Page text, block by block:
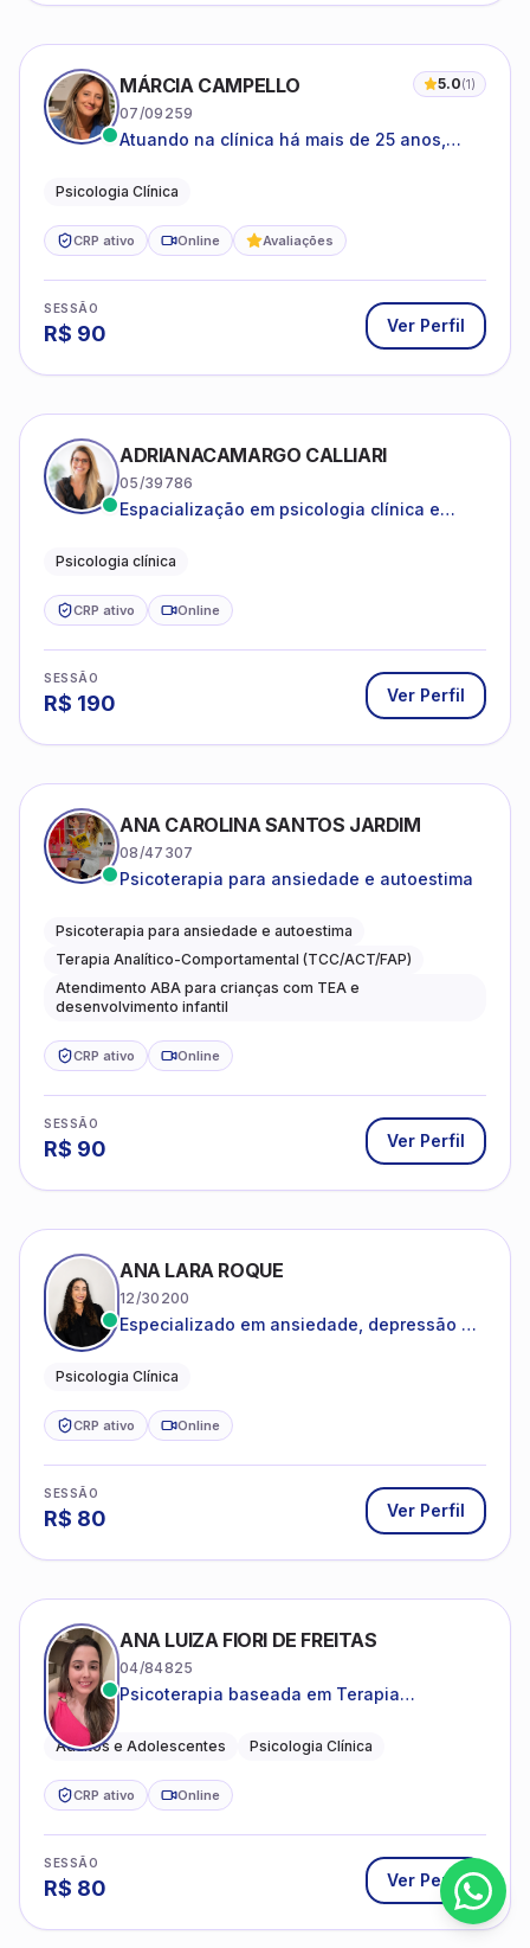
MÁRCIA CAMPELLO 5.0(1)
07/09259
Atuando na clínica há mais de 25 anos,
estruturas, com experiência em
Psicologia Clínica
CRP ativo Online Avaliações
SESSÃO
R$ 90 Ver Perfil
ADRIANACAMARGO CALLIARI
05/39786
Espacialização em psicologia clínica e
Psicologia clínica
CRP ativo Online
SESSÃO
R$ 190 Ver Perfil
ANA CAROLINA SANTOS JARDIM
08/47307
Psicoterapia para ansiedade e autoestima
Psicoterapia para ansiedade e autoestima
Terapia Analítico-Comportamental (TCC/ACT/FAP)
Atendimento ABA para crianças com TEA e
desenvolvimento infantil
CRP ativo Online
SESSÃO
R$ 90 Ver Perfil
ANA LARA ROQUE
12/30200
Especializado em ansiedade, depressão e
Psicologia Clínica
CRP ativo Online
SESSÃO
R$ 80 Ver Perfil
ANA LUIZA FIORI DE FREITAS
04/84825
Psicoterapia baseada em Terapia
Adultos e Adolescentes Psicologia Clínica
CRP ativo Online
SESSÃO
R$ 80 Ver Perfil